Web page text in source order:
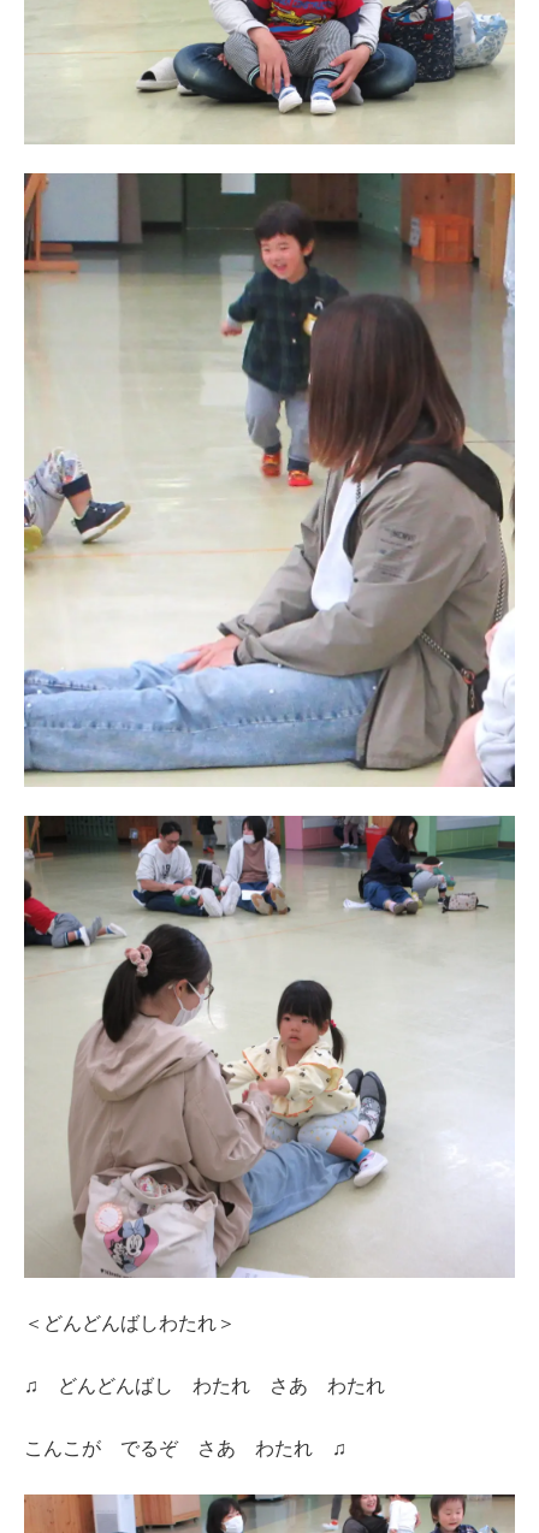
＜どんどんばしわたれ＞
♫ どんどんばし わたれ さあ わたれ
こんこが でるぞ さあ わたれ ♫